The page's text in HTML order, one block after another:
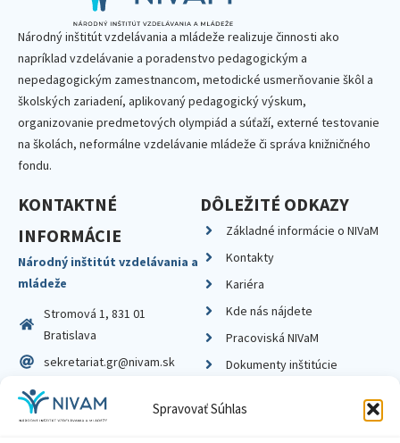
Spravovať Súhlas
Národný inštitút vzdelávania a mládeže realizuje činnosti ako
napríklad vzdelávanie a poradenstvo pedagogickým a
nepedagogickým zamestnancom, metodické usmerňovanie škôl a
školských zariadení, aplikovaný pedagogický výskum,
organizovanie predmetových olympiád a súťaží, externé testovanie
na školách, neformálne vzdelávanie mládeže či správa knižničného
fondu.
KONTAKTNÉ
INFORMÁCIE
Národný inštitút vzdelávania a
mládeže
Stromová 1, 831 01
Bratislava
sekretariat.gr@nivam.sk
IČO: 00164348
DIČ: 2020798714
DÔLEŽITÉ ODKAZY
Základné informácie o NIVaM
Kontakty
Kariéra
Kde nás nájdete
Pracoviská NIVaM
Dokumenty inštitúcie